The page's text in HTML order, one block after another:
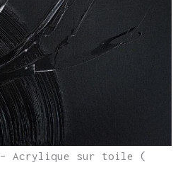
– Acrylique sur toile (